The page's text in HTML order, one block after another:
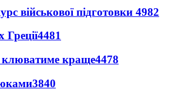
військової підготовки 4982
4481
клюватиме краще4478
3840